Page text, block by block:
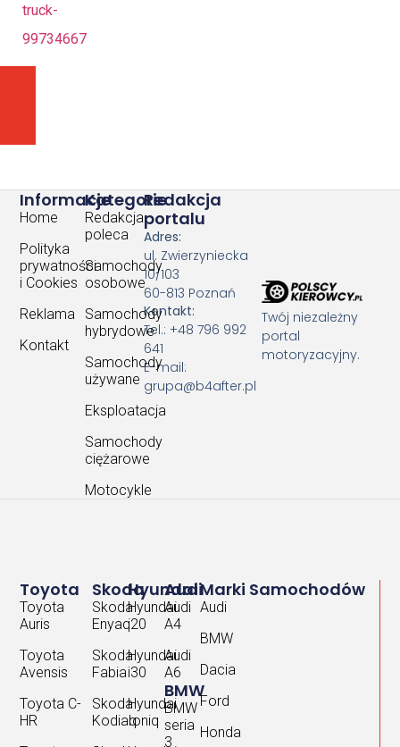
truck-
99734667
Twój niezależny
portal
motoryzacyjny.
Kategorie
Redakcja
poleca
Samochody
osobowe
Samochody
hybrydowe
Samochody
używane
Eksploatacja
Samochody
ciężarowe
Motocykle
Informacje
Home
Polityka
prywatności
i Cookies
Reklama
Kontakt
Redakcja
portalu
Adres:
ul. Zwierzyniecka
10/103
60-813 Poznań
Kontakt:
Tel.: +48 796 992
641
E-mail:
grupa@b4after.pl
Marki Samochodów
Audi
BMW
Dacia
Ford
Honda
Audi
Audi
A4
Audi
A6
BMW
BMW
seria
3
Hyundai
Hyundai
i20
Hyundai
i30
Hyundai
Ioniq
Skoda
Skoda
Enyaq
Skoda
Fabia
Skoda
Kodiaq
Toyota
Toyota
Auris
Toyota
Avensis
Toyota C-
HR